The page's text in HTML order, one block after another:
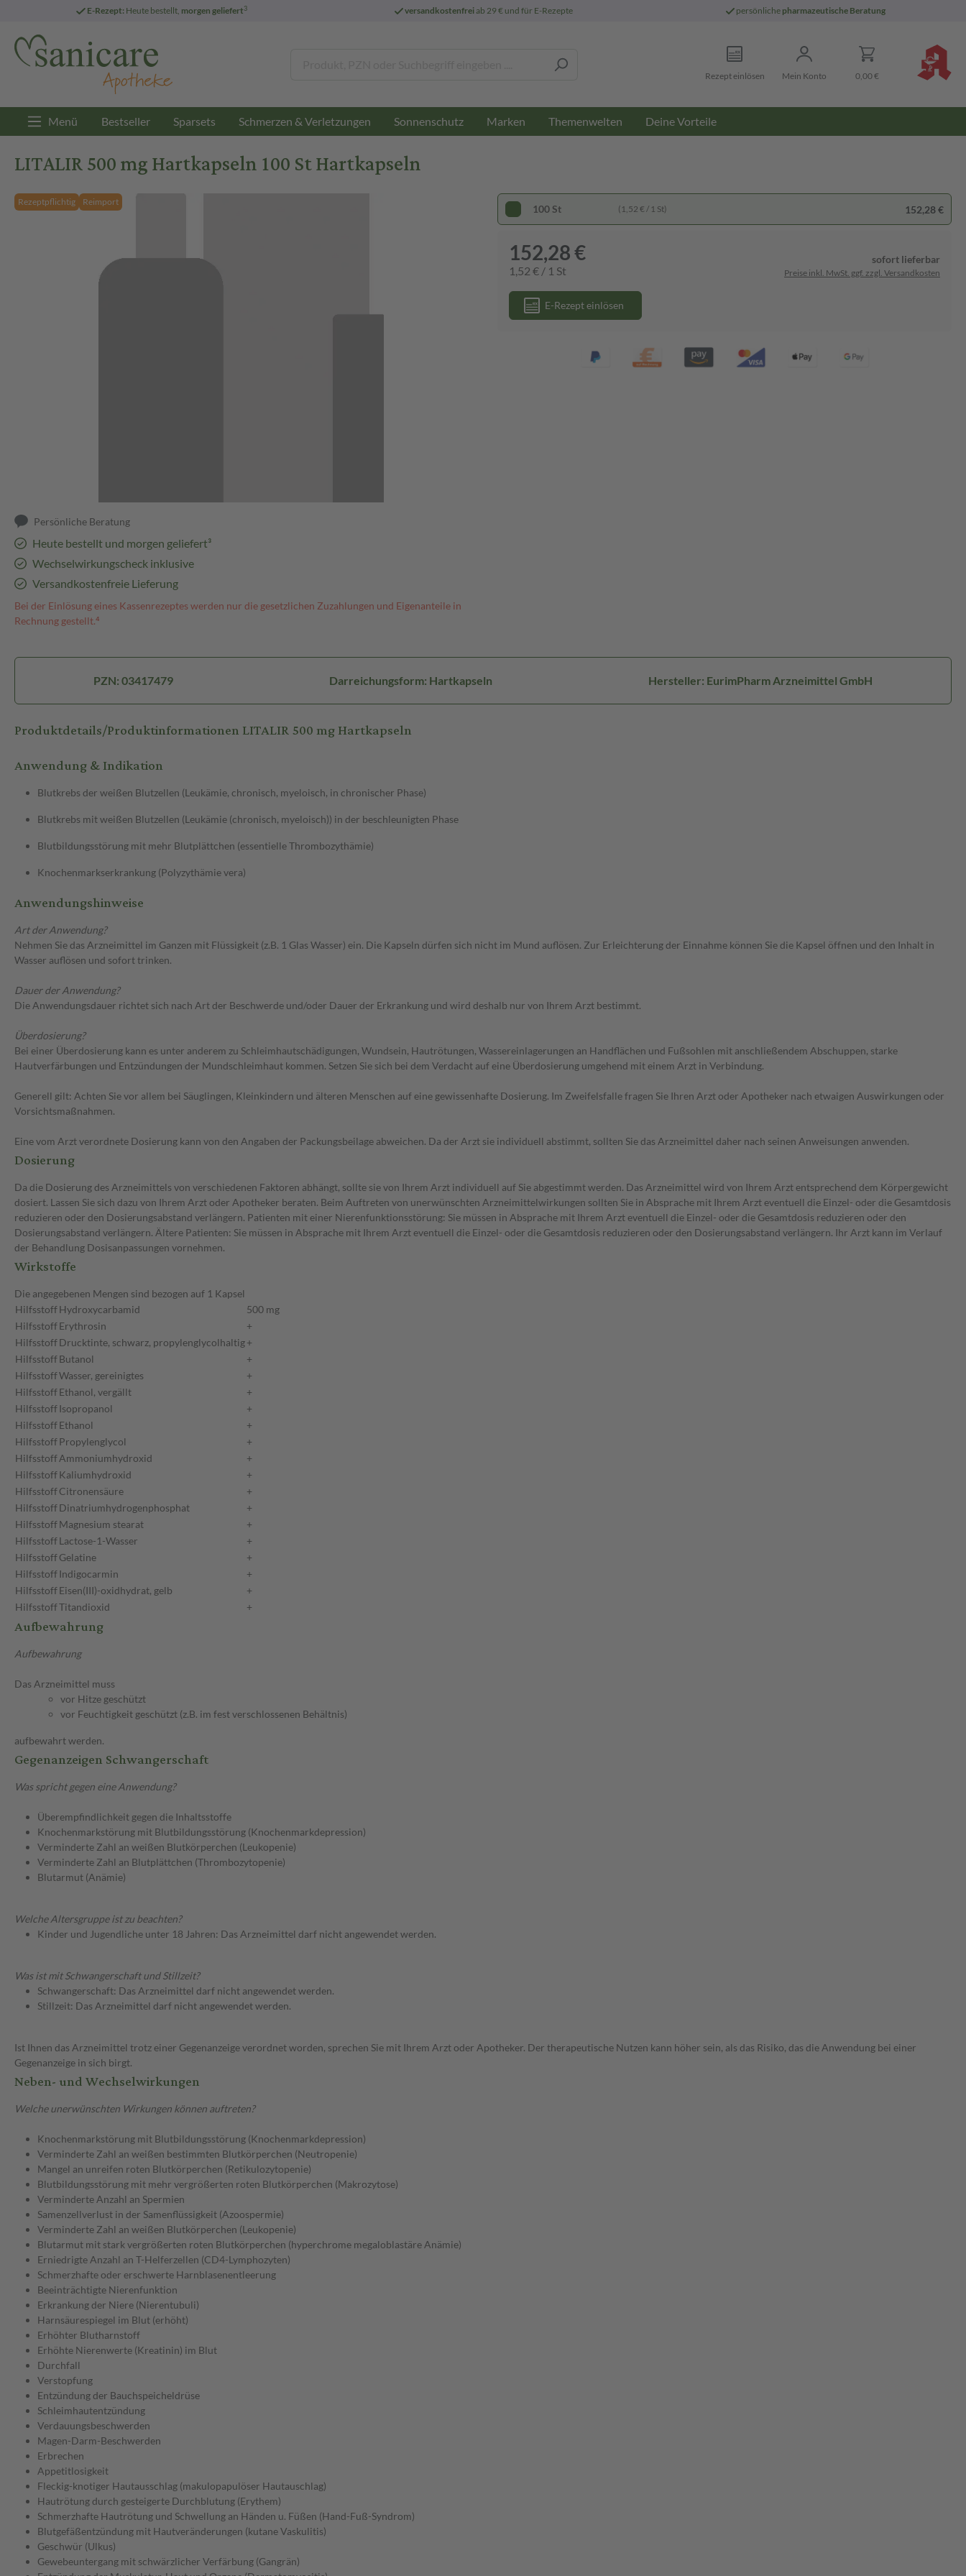
E-Rezept: Heute bestellt, morgen geliefert3 versandkostenfreiab 29 € und für E-Rezepte persönliche pharmazeutische Beratung
Rezept einlösen Mein Konto 0,00 €
Menü Bestseller Sparsets Schmerzen & Verletzungen Sonnenschutz Marken Themenwelten Deine Vorteile
LITALIR 500 mg Hartkapseln 100 St Hartkapseln
Rezeptpflichtig Reimport
Persönliche Beratung
Heute bestellt und morgen geliefert³
Wechselwirkungscheck inklusive
Versandkostenfreie Lieferung
Bei der Einlösung eines Kassenrezeptes werden nur die gesetzlichen Zuzahlungen und Eigenanteile in
Rechnung gestellt.⁴
100 St (1,52 € / 1 St) 152,28 €
152,28 €
1,52 € / 1 St
sofort lieferbar
Preise inkl. MwSt. ggf. zzgl. Versandkosten
E-Rezept einlösen
PZN: 03417479 Darreichungsform: Hartkapseln Hersteller: EurimPharm Arzneimittel GmbH
Produktdetails/Produktinformationen LITALIR 500 mg Hartkapseln
Anwendung & Indikation
Blutkrebs der weißen Blutzellen (Leukämie, chronisch, myeloisch, in chronischer Phase)
Blutkrebs mit weißen Blutzellen (Leukämie (chronisch, myeloisch)) in der beschleunigten Phase
Blutbildungsstörung mit mehr Blutplättchen (essentielle Thrombozythämie)
Knochenmarkserkrankung (Polyzythämie vera)
Anwendungshinweise
Art der Anwendung?
Nehmen Sie das Arzneimittel im Ganzen mit Flüssigkeit (z.B. 1 Glas Wasser) ein. Die Kapseln dürfen sich nicht im Mund auflösen. Zur Erleichterung der Einnahme können Sie die Kapsel öffnen und den Inhalt in
Wasser auflösen und sofort trinken.
Dauer der Anwendung?
Die Anwendungsdauer richtet sich nach Art der Beschwerde und/oder Dauer der Erkrankung und wird deshalb nur von Ihrem Arzt bestimmt.
Überdosierung?
Bei einer Überdosierung kann es unter anderem zu Schleimhautschädigungen, Wundsein, Hautrötungen, Wassereinlagerungen an Handflächen und Fußsohlen mit anschließendem Abschuppen, starke
Hautverfärbungen und Entzündungen der Mundschleimhaut kommen. Setzen Sie sich bei dem Verdacht auf eine Überdosierung umgehend mit einem Arzt in Verbindung.
Generell gilt: Achten Sie vor allem bei Säuglingen, Kleinkindern und älteren Menschen auf eine gewissenhafte Dosierung. Im Zweifelsfalle fragen Sie Ihren Arzt oder Apotheker nach etwaigen Auswirkungen oder
Vorsichtsmaßnahmen.
Eine vom Arzt verordnete Dosierung kann von den Angaben der Packungsbeilage abweichen. Da der Arzt sie individuell abstimmt, sollten Sie das Arzneimittel daher nach seinen Anweisungen anwenden.
Dosierung
Da die Dosierung des Arzneimittels von verschiedenen Faktoren abhängt, sollte sie von Ihrem Arzt individuell auf Sie abgestimmt werden. Das Arzneimittel wird von Ihrem Arzt entsprechend dem Körpergewicht
dosiert. Lassen Sie sich dazu von Ihrem Arzt oder Apotheker beraten. Beim Auftreten von unerwünschten Arzneimittelwirkungen sollten Sie in Absprache mit Ihrem Arzt eventuell die Einzel- oder die Gesamtdosis
reduzieren oder den Dosierungsabstand verlängern. Patienten mit einer Nierenfunktionsstörung: Sie müssen in Absprache mit Ihrem Arzt eventuell die Einzel- oder die Gesamtdosis reduzieren oder den
Dosierungsabstand verlängern. Ältere Patienten: Sie müssen in Absprache mit Ihrem Arzt eventuell die Einzel- oder die Gesamtdosis reduzieren oder den Dosierungsabstand verlängern. Ihr Arzt kann im Verlauf
der Behandlung Dosisanpassungen vornehmen.
Wirkstoffe
Die angegebenen Mengen sind bezogen auf 1 Kapsel
HilfsstoffHydroxycarbamid
500 mg
HilfsstoffErythrosin
+
HilfsstoffDrucktinte, schwarz, propylenglycolhaltig+
HilfsstoffButanol
+
HilfsstoffWasser, gereinigtes
+
HilfsstoffEthanol, vergällt
+
HilfsstoffIsopropanol
+
HilfsstoffEthanol
+
HilfsstoffPropylenglycol
+
HilfsstoffAmmoniumhydroxid
+
HilfsstoffKaliumhydroxid
+
HilfsstoffCitronensäure
+
HilfsstoffDinatriumhydrogenphosphat
+
HilfsstoffMagnesium stearat
+
HilfsstoffLactose-1-Wasser
+
HilfsstoffGelatine
+
HilfsstoffIndigocarmin
+
HilfsstoffEisen(III)-oxidhydrat, gelb
+
HilfsstoffTitandioxid +
Aufbewahrung
Aufbewahrung
Das Arzneimittel muss
vor Hitze geschützt
vor Feuchtigkeit geschützt (z.B. im fest verschlossenen Behältnis)
aufbewahrt werden.
Gegenanzeigen Schwangerschaft
Was spricht gegen eine Anwendung?
Überempfindlichkeit gegen die Inhaltsstoffe
Knochenmarkstörung mit Blutbildungsstörung (Knochenmarkdepression)
Verminderte Zahl an weißen Blutkörperchen (Leukopenie)
Verminderte Zahl an Blutplättchen (Thrombozytopenie)
Blutarmut (Anämie)
Welche Altersgruppe ist zu beachten?
Kinder und Jugendliche unter 18 Jahren: Das Arzneimittel darf nicht angewendet werden.
Was ist mit Schwangerschaft und Stillzeit?
Schwangerschaft: Das Arzneimittel darf nicht angewendet werden.
Stillzeit: Das Arzneimittel darf nicht angewendet werden.
Ist Ihnen das Arzneimittel trotz einer Gegenanzeige verordnet worden, sprechen Sie mit Ihrem Arzt oder Apotheker. Der therapeutische Nutzen kann höher sein, als das Risiko, das die Anwendung bei einer
Gegenanzeige in sich birgt.
Neben- und Wechselwirkungen
Welche unerwünschten Wirkungen können auftreten?
Knochenmarkstörung mit Blutbildungsstörung (Knochenmarkdepression)
Verminderte Zahl an weißen bestimmten Blutkörperchen (Neutropenie)
Mangel an unreifen roten Blutkörperchen (Retikulozytopenie)
Blutbildungsstörung mit mehr vergrößerten roten Blutkörperchen (Makrozytose)
Verminderte Anzahl an Spermien
Samenzellverlust in der Samenflüssigkeit (Azoospermie)
Verminderte Zahl an weißen Blutkörperchen (Leukopenie)
Blutarmut mit stark vergrößerten roten Blutkörperchen (hyperchrome megaloblastäre Anämie)
Erniedrigte Anzahl an T-Helferzellen (CD4-Lymphozyten)
Schmerzhafte oder erschwerte Harnblasenentleerung
Beeinträchtigte Nierenfunktion
Erkrankung der Niere (Nierentubuli)
Harnsäurespiegel im Blut (erhöht)
Erhöhter Blutharnstoff
Erhöhte Nierenwerte (Kreatinin) im Blut
Durchfall
Verstopfung
Entzündung der Bauchspeicheldrüse
Schleimhautentzündung
Verdauungsbeschwerden
Magen-Darm-Beschwerden
Erbrechen
Appetitlosigkeit
Fleckig-knotiger Hautausschlag (makulopapulöser Hautauschlag)
Hautrötung durch gesteigerte Durchblutung (Erythem)
Schmerzhafte Hautrötung und Schwellung an Händen u. Füßen (Hand-Fuß-Syndrom)
Blutgefäßentzündung mit Hautveränderungen (kutane Vaskulitis)
Geschwür (Ulkus)
Gewebeuntergang mit schwärzlicher Verfärbung (Gangrän)